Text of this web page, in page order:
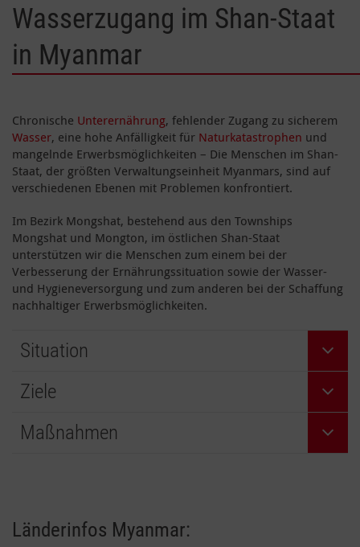
Wasserzugang im Shan-Staat
in Myanmar
Chronische Unterernährung, fehlender Zugang zu sicherem
Wasser, eine hohe Anfälligkeit für Naturkatastrophen und
mangelnde Erwerbsmöglichkeiten – Die Menschen im Shan-
Staat, der größten Verwaltungseinheit Myanmars, sind auf
verschiedenen Ebenen mit Problemen konfrontiert.
Im Bezirk Mongshat, bestehend aus den Townships
Mongshat und Mongton, im östlichen Shan-Staat
unterstützen wir die Menschen zum einem bei der
Verbesserung der Ernährungssituation sowie der Wasser-
und Hygieneversorgung und zum anderen bei der Schaffung
nachhaltiger Erwerbsmöglichkeiten.
Situation
Ziele
Maßnahmen
Länderinfos Myanmar: